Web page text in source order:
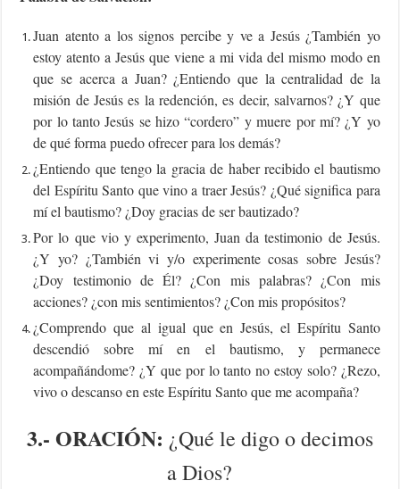
Juan atento a los signos percibe y ve a Jesús ¿También yo
estoy atento a Jesús que viene a mi vida del mismo modo en
que se acerca a Juan? ¿Entiendo que la centralidad de la
misión de Jesús es la redención, es decir, salvarnos? ¿Y que
por lo tanto Jesús se hizo “cordero” y muere por mí? ¿Y yo
de qué forma puedo ofrecer para los demás?
¿Entiendo que tengo la gracia de haber recibido el bautismo
del Espíritu Santo que vino a traer Jesús? ¿Qué significa para
mí el bautismo? ¿Doy gracias de ser bautizado?
Por lo que vio y experimento, Juan da testimonio de Jesús.
¿Y yo? ¿También vi y/o experimente cosas sobre Jesús?
¿Doy testimonio de Él? ¿Con mis palabras? ¿Con mis
acciones? ¿con mis sentimientos? ¿Con mis propósitos?
¿Comprendo que al igual que en Jesús, el Espíritu Santo
descendió sobre mí en el bautismo, y permanece
acompañándome? ¿Y que por lo tanto no estoy solo? ¿Rezo,
vivo o descanso en este Espíritu Santo que me acompaña?
3.- ORACIÓN: ¿Qué le digo o decimos
a Dios?